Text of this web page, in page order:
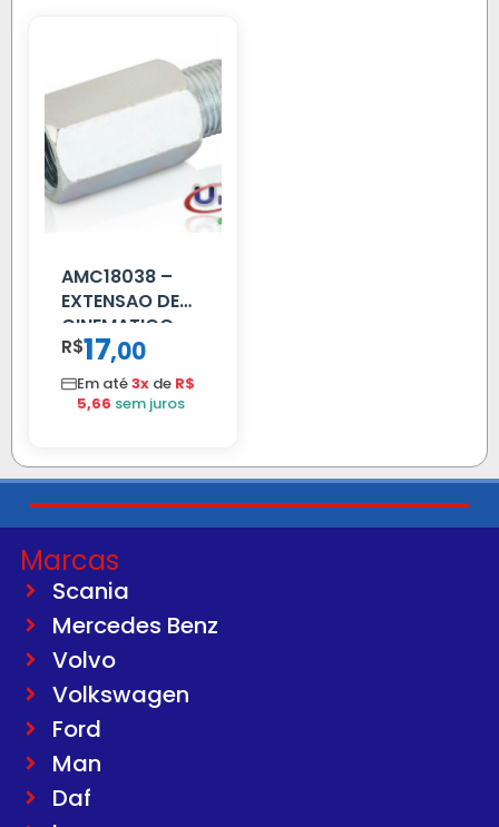
AMC18038 –
EXTENSAO DE
CINEMATICO
40MM
R$17,00
Em até3x de R$
5,66 sem juros
Marcas
Scania
Mercedes Benz
Volvo
Volkswagen
Ford
Man
Daf